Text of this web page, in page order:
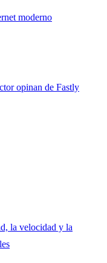
moderno
opinan de Fastly
la velocidad y la